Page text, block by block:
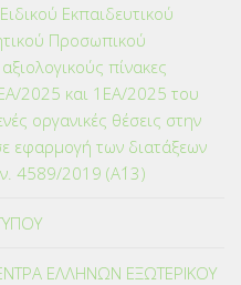
Εκπαιδευτικού
Προσωπικού
πίνακες
2025 και 1ΕΑ/2025 του
οργανικές θέσεις στην
εφαρμογή των διατάξεων
4589/2019 (Α΄13)
ΕΛΛΗΝΩΝ ΕΞΩΤΕΡΙΚΟΥ